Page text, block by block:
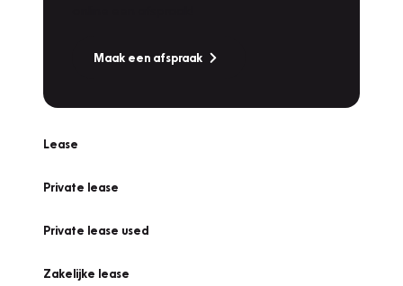
Maak een afspraak
Lease
Private lease
Private lease used
Zakelijke lease